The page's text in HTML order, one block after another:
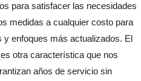
para satisfacer las necesidades
medidas a cualquier costo para
y enfoques más actualizados. El
otra característica que nos
años de servicio sin